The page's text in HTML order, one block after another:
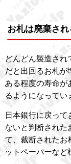
お札は廃棄され
どんどん製造され
だと出回るお札が
ある程度の寿命が
るようになってい
日本銀行に戻って
ないと判断された
て、裁断されたお
ットペーパーなど